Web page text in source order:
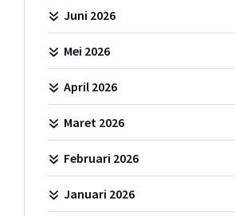
Juni 2026
Mei 2026
April 2026
Maret 2026
Februari 2026
Januari 2026